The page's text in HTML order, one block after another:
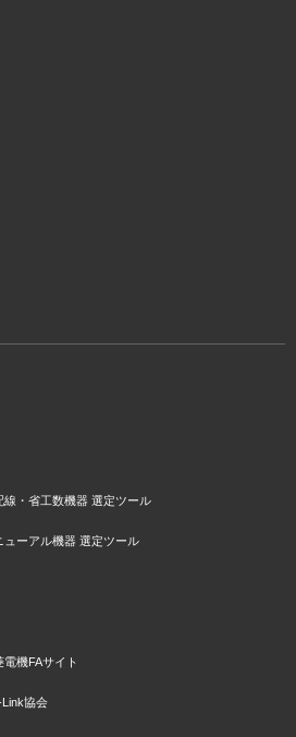
・省工数機器 選定ツール
ーアル機器 選定ツール
機FAサイト
協会